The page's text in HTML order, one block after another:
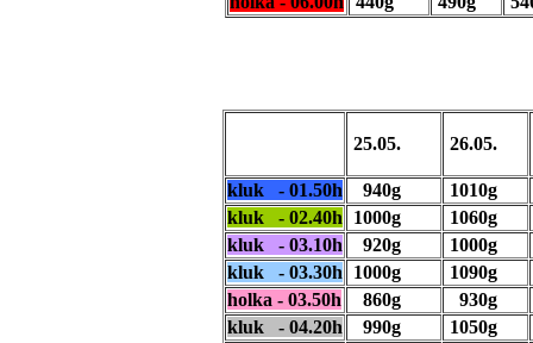
25.05. 26.05.
kluk - 01.50h 940g
1010g
kluk - 02.40h
1000g
1060g
kluk - 03.10h
920g
1000g
kluk - 03.30h
1000g
1090g
holka - 03.50h
860g
930g
kluk - 04.20h
990g
1050g